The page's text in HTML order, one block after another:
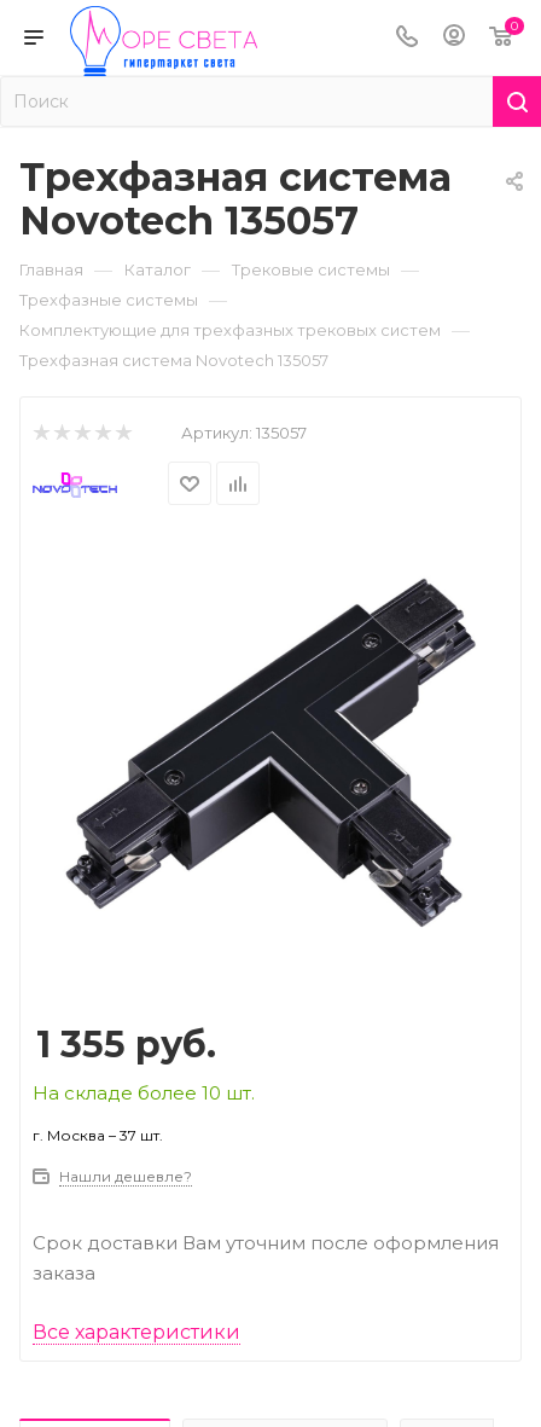
0
Трехфазная система
Novotech 135057
Главная — Каталог — Трековые системы —
Трехфазные системы —
Комплектующие для трехфазных трековых систем —
Трехфазная система Novotech 135057
Артикул: 135057
1 355 руб.
На складе более 10 шт.
г. Москва – 37 шт.
Нашли дешевле?
Срок доставки Вам уточним после оформления
заказа
Все характеристики